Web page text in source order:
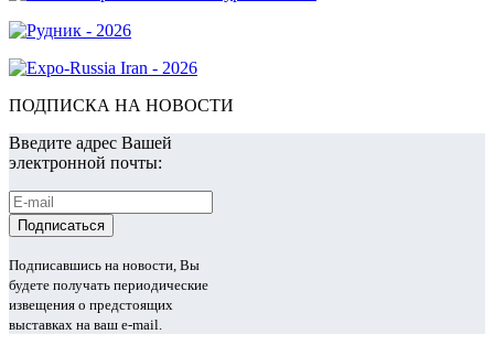
ПОДПИСКА НА НОВОСТИ
Введите адрес Вашей
электронной почты:
Подписавшись на новости, Вы
будете получать периодические
извещения о предстоящих
выставках на ваш e-mail.